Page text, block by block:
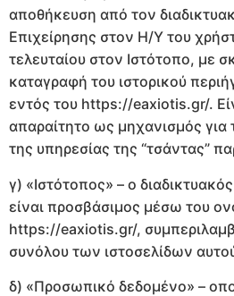
αποθήκευση από τον
Επιχείρησης στον Η/Υ του
τελευταίου στον Ιστότοπο, με
καταγραφή του ιστορικού
εντός του https://eaxiotis.gr/.
απαραίτητο ως μηχανισμός για
της υπηρεσίας της “τσάντας”
γ) «Ιστότοπος» – ο
είναι προσβάσιμος μέσω του
https://eaxiotis.gr/,
συνόλου των ιστοσελίδων
δ) «Προσωπικό δεδομένο» –